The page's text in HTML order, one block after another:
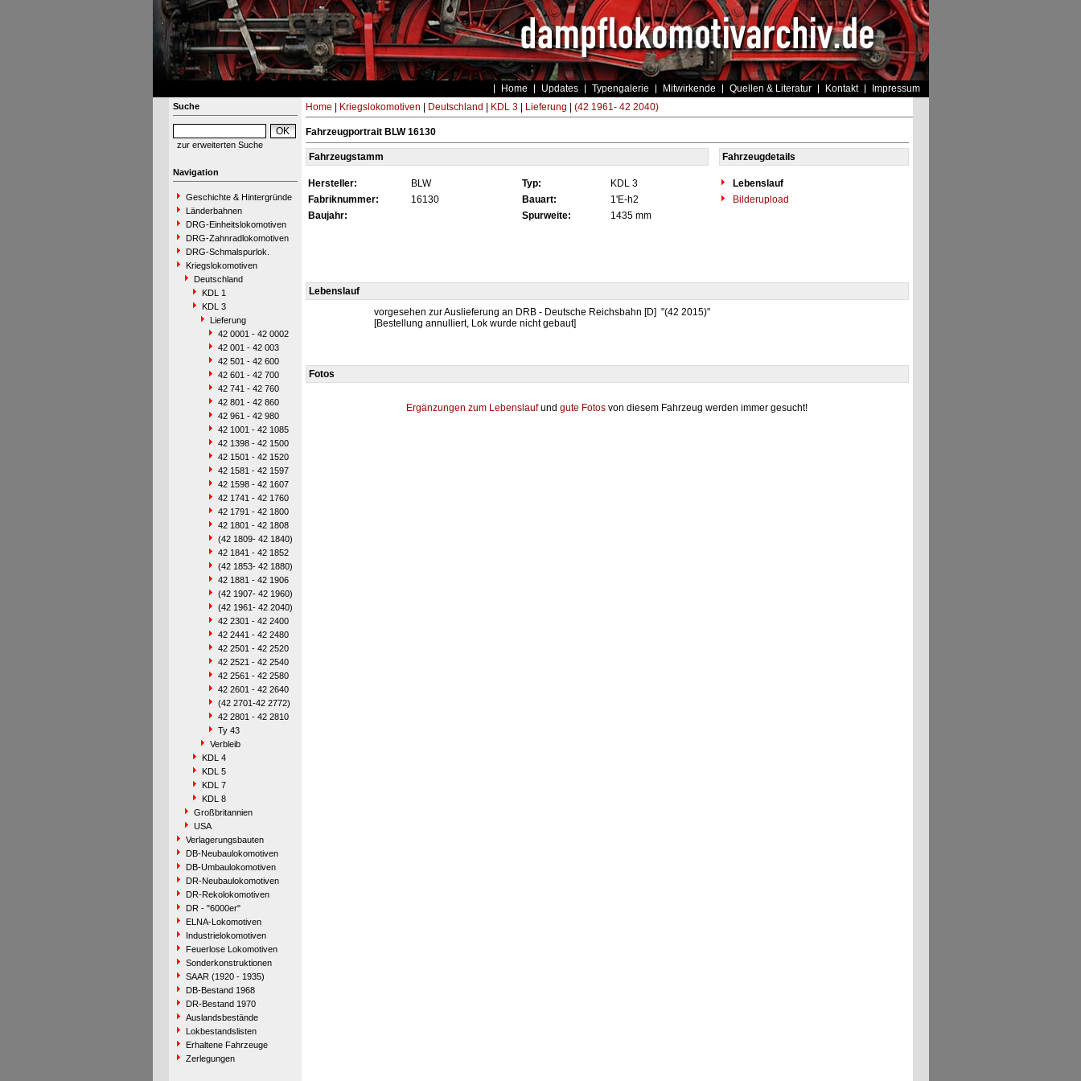
Home Updates Typengalerie Mitwirkende Quellen & Literatur Kontakt Impressum
Suche
zur erweiterten Suche
Navigation
Geschichte & Hintergründe
Länderbahnen
DRG-Einheitslokomotiven
DRG-Zahnradlokomotiven
DRG-Schmalspurlok.
Kriegslokomotiven
Deutschland
KDL 1
KDL 3
Lieferung
42 0001 - 42 0002
42 001 - 42 003
42 501 - 42 600
42 601 - 42 700
42 741 - 42 760
42 801 - 42 860
42 961 - 42 980
42 1001 - 42 1085
42 1398 - 42 1500
42 1501 - 42 1520
42 1581 - 42 1597
42 1598 - 42 1607
42 1741 - 42 1760
42 1791 - 42 1800
42 1801 - 42 1808
(42 1809- 42 1840)
42 1841 - 42 1852
(42 1853- 42 1880)
42 1881 - 42 1906
(42 1907- 42 1960)
(42 1961- 42 2040)
42 2301 - 42 2400
42 2441 - 42 2480
42 2501 - 42 2520
42 2521 - 42 2540
42 2561 - 42 2580
42 2601 - 42 2640
(42 2701-42 2772)
42 2801 - 42 2810
Ty 43
Verbleib
KDL 4
KDL 5
KDL 7
KDL 8
Großbritannien
USA
Verlagerungsbauten
DB-Neubaulokomotiven
DB-Umbaulokomotiven
DR-Neubaulokomotiven
DR-Rekolokomotiven
DR - "6000er"
ELNA-Lokomotiven
Industrielokomotiven
Feuerlose Lokomotiven
Sonderkonstruktionen
SAAR (1920 - 1935)
DB-Bestand 1968
DR-Bestand 1970
Auslandsbestände
Lokbestandslisten
Erhaltene Fahrzeuge
Zerlegungen
Home Kriegslokomotiven Deutschland KDL 3| Lieferung (42 1961- 42 2040)
Fahrzeugportrait BLW 16130
Fahrzeugstamm Fahrzeugdetails
Hersteller: BLW Typ: KDL 3
Lebenslauf
Fabriknummer:
16130 Bauart: 1'E-h2
Bilderupload
Baujahr:
Spurweite: 1435 mm
Lebenslauf
vorgesehen zur Auslieferung an DRB - Deutsche Reichsbahn [D] "(42 2015)"
[Bestellung annulliert, Lok wurde nicht gebaut]
Fotos
Ergänzungen zum Lebenslaufund gute Fotos von diesem Fahrzeug werden immer gesucht!